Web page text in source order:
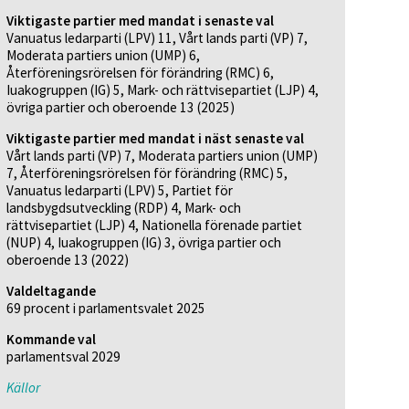
Viktigaste partier med mandat i senaste val
Vanuatus ledarparti (LPV) 11, Vårt lands parti (VP) 7,
Moderata partiers union (UMP) 6,
Återföreningsrörelsen för förändring (RMC) 6,
Iuakogruppen (IG) 5, Mark- och rättvisepartiet (LJP) 4,
övriga partier och oberoende 13 (2025)
Viktigaste partier med mandat i näst senaste val
Vårt lands parti (VP) 7, Moderata partiers union (UMP)
7, Återföreningsrörelsen för förändring (RMC) 5,
Vanuatus ledarparti (LPV) 5, Partiet för
landsbygdsutveckling (RDP) 4, Mark- och
rättvisepartiet (LJP) 4, Nationella förenade partiet
(NUP) 4, Iuakogruppen (IG) 3, övriga partier och
oberoende 13 (2022)
Valdeltagande
69 procent i parlamentsvalet 2025
Kommande val
parlamentsval 2029
Källor